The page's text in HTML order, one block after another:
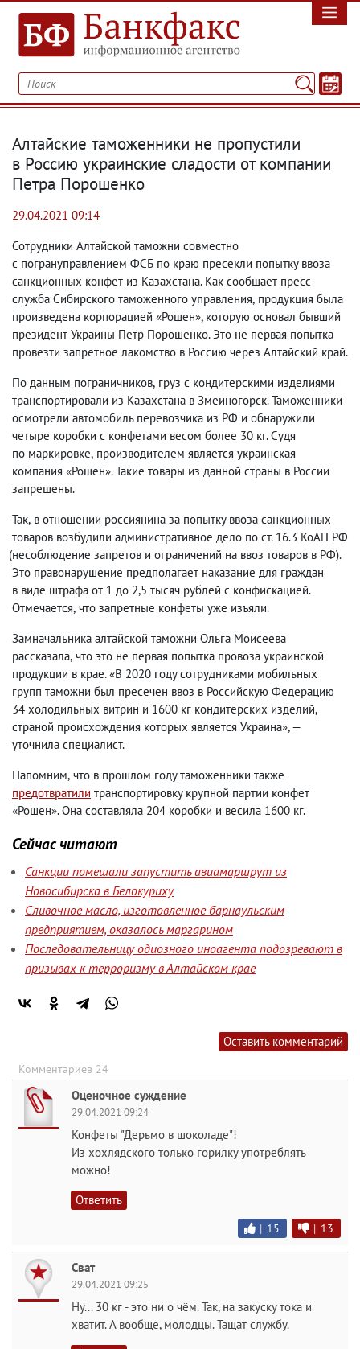
Алтайские таможенники не пропустили
в Россию украинские сладости от компании
Петра Порошенко
29.04.2021 09:14
Сотрудники Алтайской таможни совместно
с погрануправлением ФСБ по краю пресекли попытку ввоза
санкционных конфет из Казахстана. Как сообщает пресс-
служба Сибирского таможенного управления, продукция была
произведена корпорацией «Рошен», которую основал бывший
президент Украины Петр Порошенко. Это не первая попытка
провезти запретное лакомство в Россию через Алтайский край.
По данным пограничников, груз с кондитерскими изделиями
транспортировали из Казахстана в Змеиногорск. Таможенники
осмотрели автомобиль перевозчика из РФ и обнаружили
четыре коробки с конфетами весом более 30 кг. Судя
по маркировке, производителем является украинская
компания «Рошен». Такие товары из данной страны в России
запрещены.
Так, в отношении россиянина за попытку ввоза санкционных
товаров возбудили административное дело по ст. 16.3 КоАП РФ
(несоблюдение запретов и ограничений на ввоз товаров в РФ).
Это правонарушение предполагает наказание для граждан
в виде штрафа от 1 до 2,5 тысяч рублей с конфискацией.
Отмечается, что запретные конфеты уже изъяли.
Замначальника алтайской таможни Ольга Моисеева
рассказала, что это не первая попытка провоза украинской
продукции в крае. «В 2020 году сотрудниками мобильных
групп таможни был пресечен ввоз в Российскую Федерацию
34 холодильных витрин и 1600 кг кондитерских изделий,
страной происхождения которых является Украина», —
уточнила специалист.
Напомним, что в прошлом году таможенники также
предотвратили транспортировку крупной партии конфет
«Рошен». Она составляла 204 коробки и весила 1600 кг.
Сейчас читают
Санкции помешали запустить авиамаршрут из
Новосибирска в Белокуриху
Сливочное масло, изготовленное барнаульским
предприятием, оказалось маргарином
Последовательницу одиозного иноагента подозревают в
призывах к терроризму в Алтайском крае
Оставить комментарий
Комментариев 24
Оценочное суждение
29.04.2021 09:24
Конфеты "Дерьмо в шоколаде"!
Из хохлядского только горилку употреблять
можно!
Ответить
| 15 | 13
Сват
29.04.2021 09:25
Ну... 30 кг - это ни о чём. Так, на закуску тока и
хватит. А вообще, молодцы. Тащат службу.